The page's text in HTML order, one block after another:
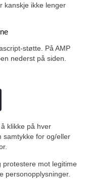
kanskje ikke lenger
støtte. På AMP
nederst på siden.
klikke på hver
samtykke for og/eller
protestere mot legitime
personopplysninger.